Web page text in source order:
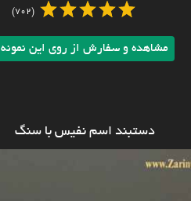
(702)
مشاهده و سفارش از روی این نمونه
دستبند اسم نفیس با سنگ